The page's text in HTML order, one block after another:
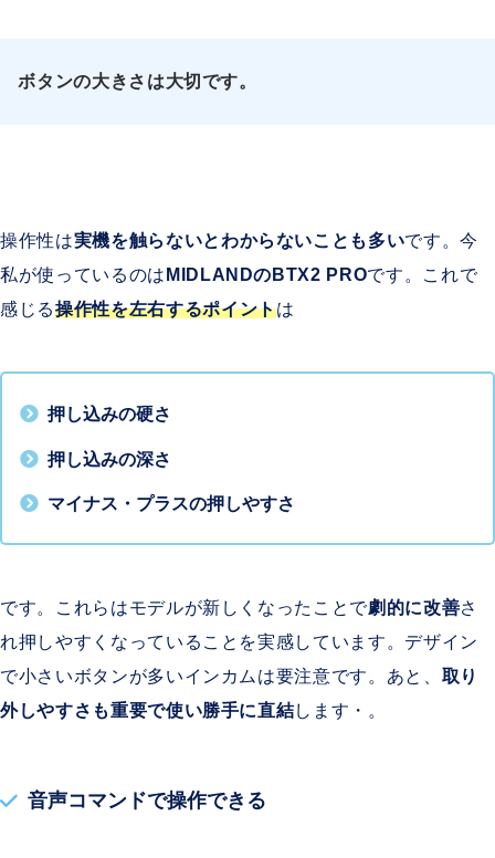
ボタンの大きさは大切です。
操作性は実機を触らないとわからないことも多いです。今
私が使っているのはMIDLANDのBTX2 PROです。これで
感じる操作性を左右するポイントは
押し込みの硬さ
押し込みの深さ
マイナス・プラスの押しやすさ
です。これらはモデルが新しくなったことで劇的に改善さ
れ押しやすくなっていることを実感しています。デザイン
で小さいボタンが多いインカムは要注意です。あと、 取り
外しやすさも重要で使い勝手に直結します・。
音声コマンドで操作できる